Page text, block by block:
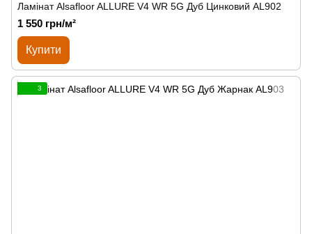
Ламінат Alsafloor ALLURE V4 WR 5G Дуб Цинковий AL902
1 550 грн/м²
Купити
3